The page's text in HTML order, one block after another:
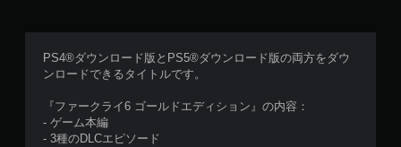
テ
ッ
ク
フ
ィ
ー
PS4®ダウンロード版とPS5®ダウンロード版の両方をダウ
ンロードできるタイトルです。
『ファークライ6 ゴールドエディション』の内容：
- ゲーム本編
- 3種のDLCエピソード